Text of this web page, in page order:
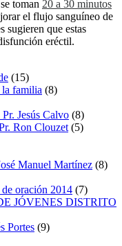
toman 20 a 30 minutos
el flujo sanguíneo de
sugieren que estas
eréctil.
(15)
familia (8)
Jesús Calvo (8)
Ron Clouzet (5)
Manuel Martínez (8)
oración 2014 (7)
JÓVENES DISTRITO
Portes (9)